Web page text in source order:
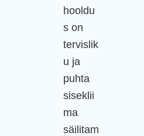
hooldu
s on
tervislik
u ja
puhta
siseklii
ma
säilitam